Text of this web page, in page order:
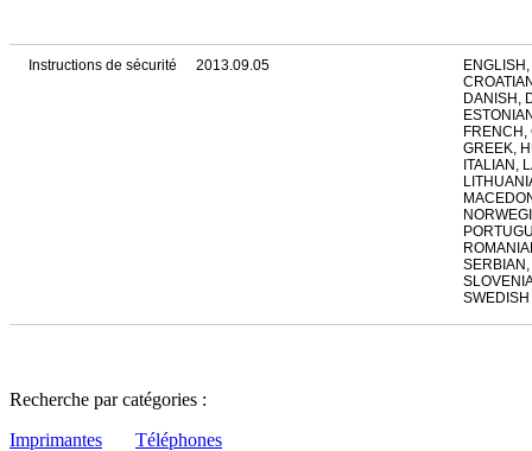
Instructions de sécurité 2013.09.05
DANISH,
FRENCH,
GREEK,
ITALIAN,
SWEDISH
Recherche par catégories :
Imprimantes
Téléphones